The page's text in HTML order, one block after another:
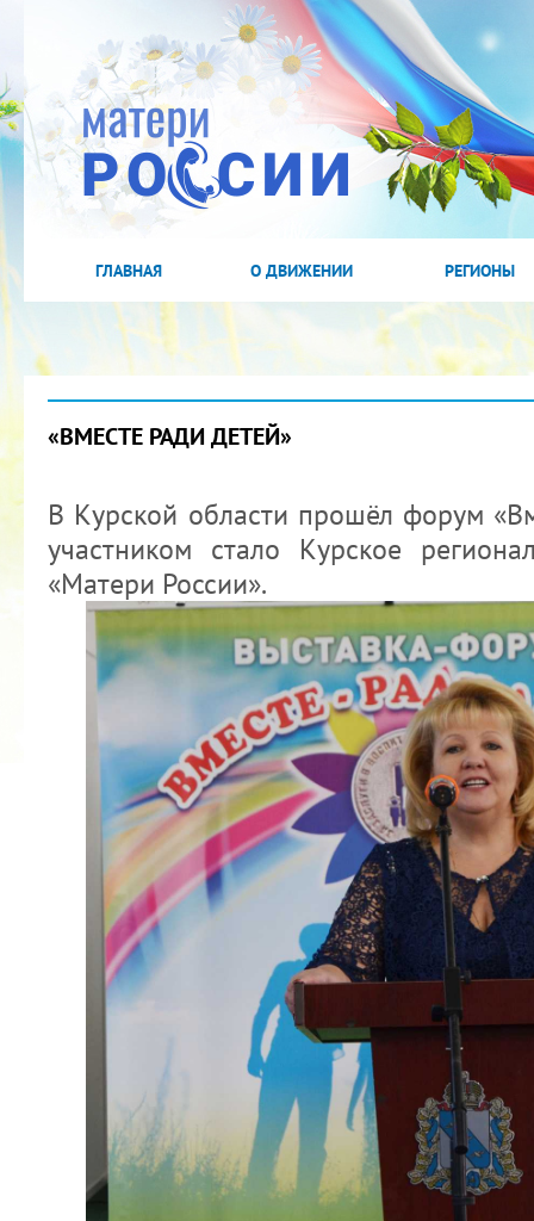
ГЛАВНАЯ О ДВИЖЕНИИ РЕГИОНЫ
«ВМЕСТЕ РАДИ ДЕТЕЙ»
В Курской области прошёл форум
участником стало Курское
«Матери России».
2022 ГОД ПРОВОЗГЛАШЕН ГОДОМ
МАТЕРИ В ЯКУТИИ
19.12.2021